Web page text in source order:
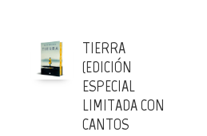
TIERRA
(EDICIÓN
ESPECIAL
LIMITADA CON
CANTOS